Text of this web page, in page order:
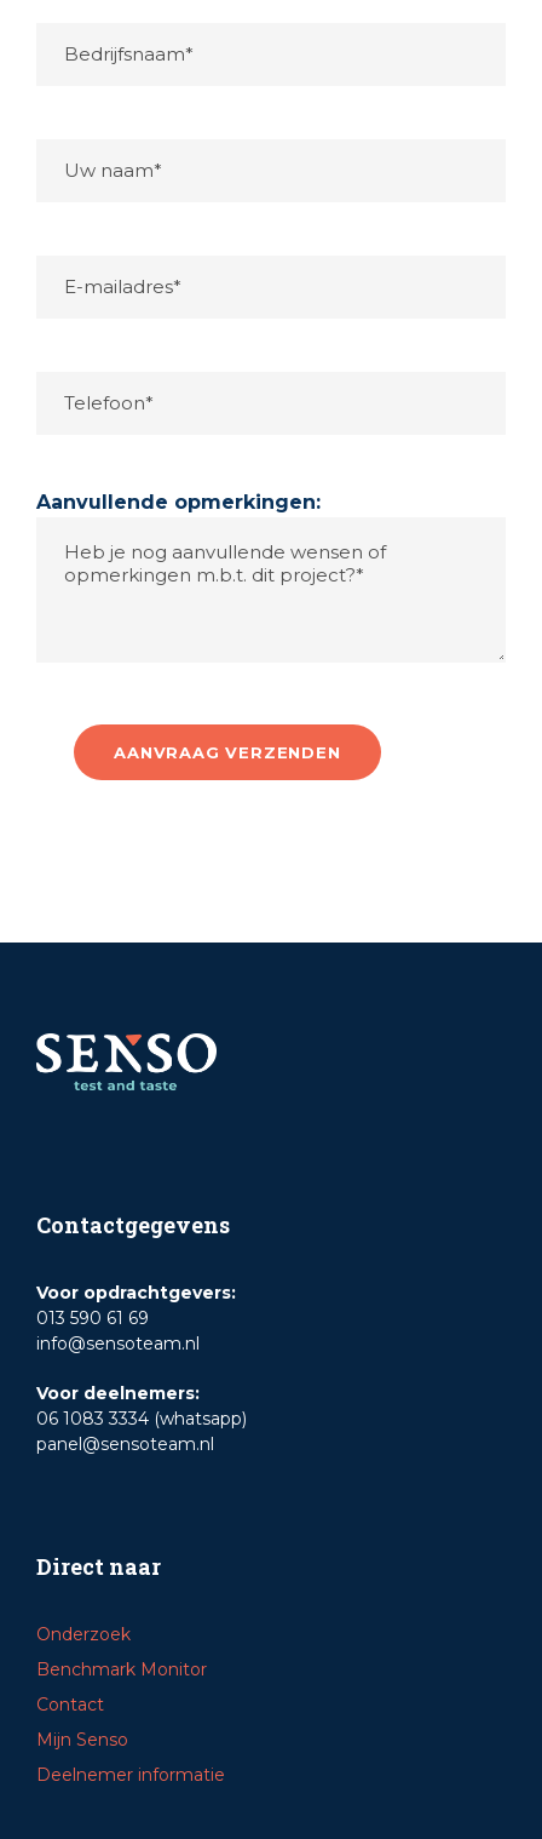
Aanvullende opmerkingen:
Contactgegevens
Voor opdrachtgevers:
013 590 61 69
info@sensoteam.nl
Voor deelnemers:
06 1083 3334 (whatsapp)
panel@sensoteam.nl
Direct naar
Onderzoek
Benchmark Monitor
Contact
Mijn Senso
Deelnemer informatie